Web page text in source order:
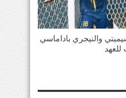
والنيجري باداماسي
للعهد